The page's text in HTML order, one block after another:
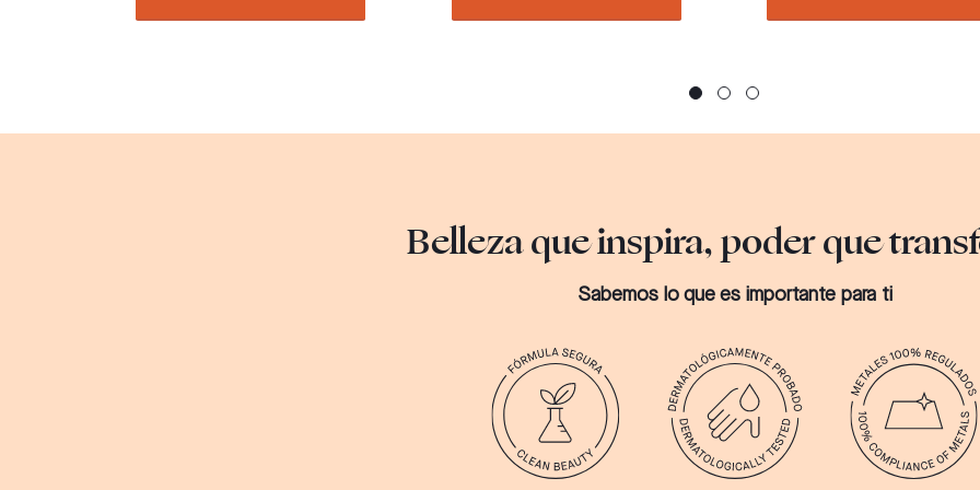
Belleza que inspira, poder que
Sabemos lo que es importante para ti